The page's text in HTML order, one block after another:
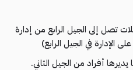
تصل إلى الجيل الرابع من إدارة
الإدارة في الجيل الرابع)
أفراد من الجيل الثاني.